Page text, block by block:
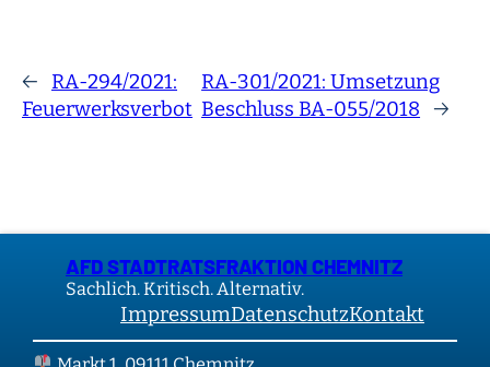
←
RA-294/2021:
Feuerwerksverbot
RA-301/2021: Umsetzung
Beschluss BA-055/2018
→
AFD STADTRATSFRAKTION CHEMNITZ
Sachlich. Kritisch. Alternativ.
ImpressumDatenschutzKontakt